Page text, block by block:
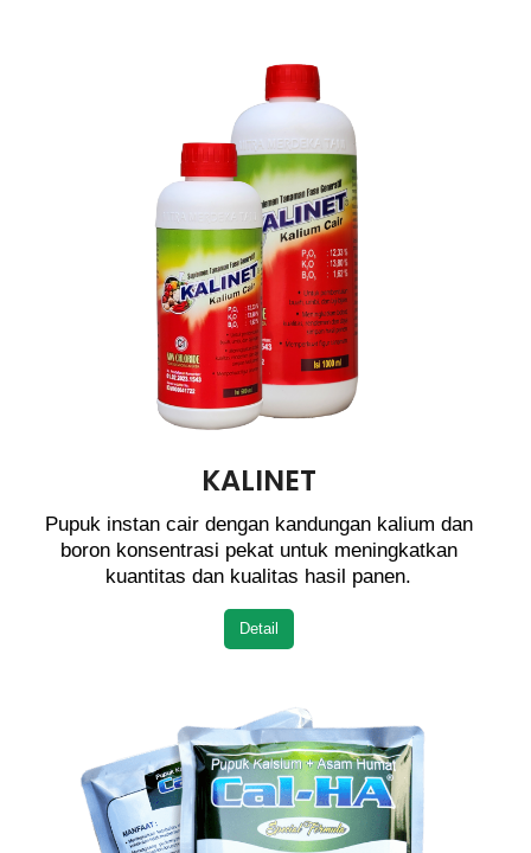
KALINET
Pupuk instan cair dengan kandungan kalium dan
boron konsentrasi pekat untuk meningkatkan
kuantitas dan kualitas hasil panen.
Detail